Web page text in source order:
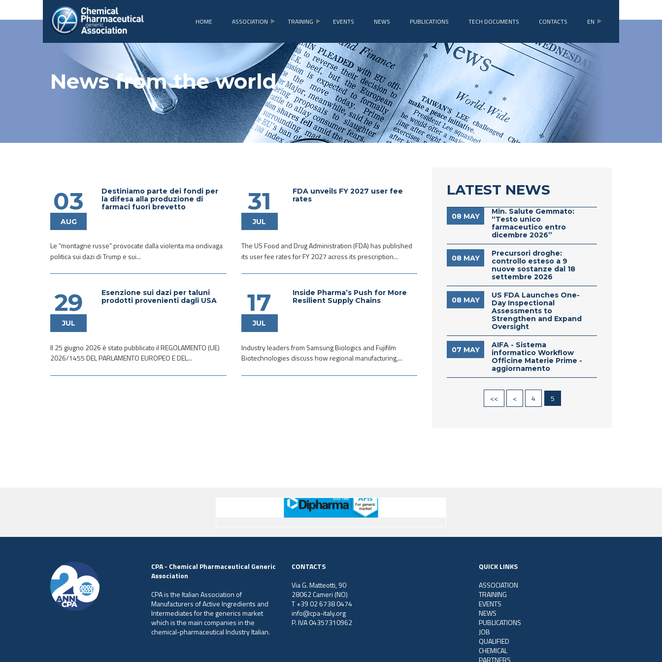
HOME ASSOCIATION TRAINING EVENTS NEWS PUBLICATIONS TECH DOCUMENTS CONTACTS EN
News from the world
03
AUG
Destiniamo parte dei fondi per
la difesa alla produzione di
farmaci fuori brevetto
Le “montagne russe” provocate dalla violenta ma ondivaga
politica sui dazi di Trump e sui...
31
JUL
FDA unveils FY 2027 user fee
rates
The US Food and Drug Administration (FDA) has published
its user fee rates for FY 2027 across its prescription...
29
JUL
Esenzione sui dazi per taluni
prodotti provenienti dagli USA
Il 25 giugno 2026 è stato pubblicato il REGOLAMENTO (UE)
2026/1455 DEL PARLAMENTO EUROPEO E DEL...
17
JUL
Inside Pharma’s Push for More
Resilient Supply Chains
Industry leaders from Samsung Biologics and Fujifilm
Biotechnologies discuss how regional manufacturing,...
LATEST NEWS
08 MAY
Min. Salute Gemmato:
“Testo unico
farmaceutico entro
dicembre 2026”
08 MAY
Precursori droghe:
controllo esteso a 9
nuove sostanze dal 18
settembre 2026
08 MAY
US FDA Launches One-
Day Inspectional
Assessments to
Strengthen and Expand
Oversight
07 MAY
AIFA - Sistema
informatico Workflow
Officine Materie Prime -
aggiornamento
<< < 4 5
CPA - Chemical Pharmaceutical Generic
Association
CPA is the Italian Association of
Manufacturers of Active Ingredients and
Intermediates for the generics market
which is the main companies in the
chemical-pharmaceutical Industry Italian.
CONTACTS
Via G. Matteotti, 90
28062 Cameri (NO)
T +39 02 6738 0474
info@cpa-italy.org
P. IVA 04357310962
QUICK LINKS
ASSOCIATION
TRAINING
EVENTS
NEWS
PUBLICATIONS
JOB
QUALIFIED
CHEMICAL
PARTNERS